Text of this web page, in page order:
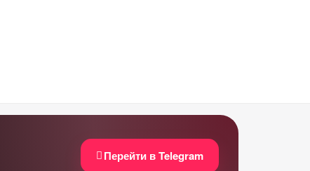
Перейти в Telegram